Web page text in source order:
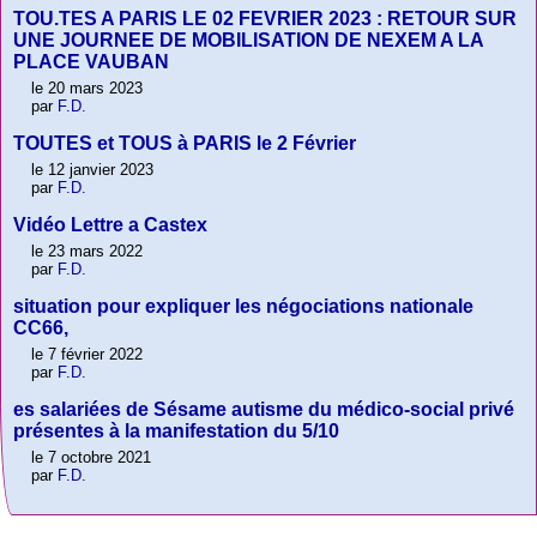
TOU.TES A PARIS LE 02 FEVRIER 2023 : RETOUR SUR
UNE JOURNEE DE MOBILISATION DE NEXEM A LA
PLACE VAUBAN
le 20 mars 2023
par F.D.
TOUTES et TOUS à PARIS le 2 Février
le 12 janvier 2023
par F.D.
Vidéo Lettre a Castex
le 23 mars 2022
par F.D.
situation pour expliquer les négociations nationale
CC66,
le 7 février 2022
par F.D.
es salariées de Sésame autisme du médico-social privé
présentes à la manifestation du 5/10
le 7 octobre 2021
par F.D.